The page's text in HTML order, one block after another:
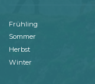
Frühling
Sommer
Herbst
Winter